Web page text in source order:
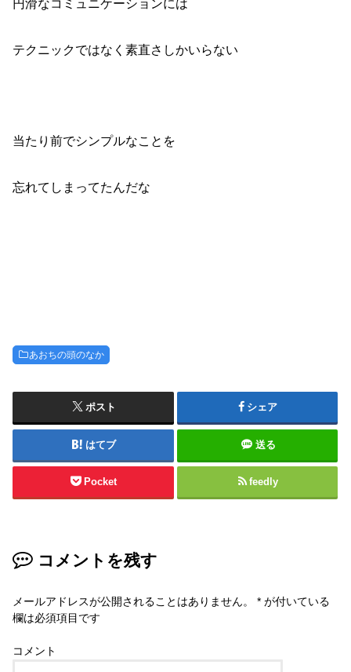
円滑なコミュニケーションには
テクニックではなく素直さしかいらない
当たり前でシンプルなことを
忘れてしまってたんだな
あおちの頭のなか
ポスト シェア
はてブ 送る
Pocket feedly
コメントを残す
メールアドレスが公開されることはありません。 * が付いている
欄は必須項目です
コメント